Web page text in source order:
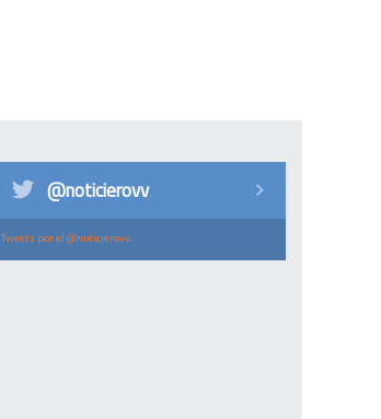
@noticierovv
Tweets por el @noticierovv.